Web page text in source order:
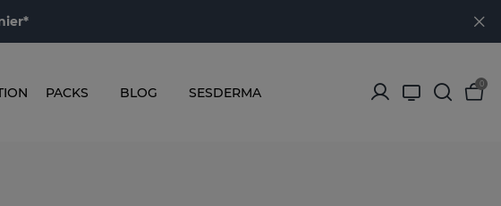
PACKS BLOG SESDERMA
0